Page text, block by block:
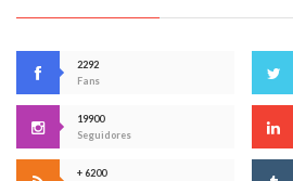
2292
Fans
19900
Seguidores
+ 6200